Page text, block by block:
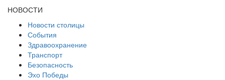
НОВОСТИ
Новости столицы
События
Здравоохранение
Транспорт
Безопасность
Эхо Победы